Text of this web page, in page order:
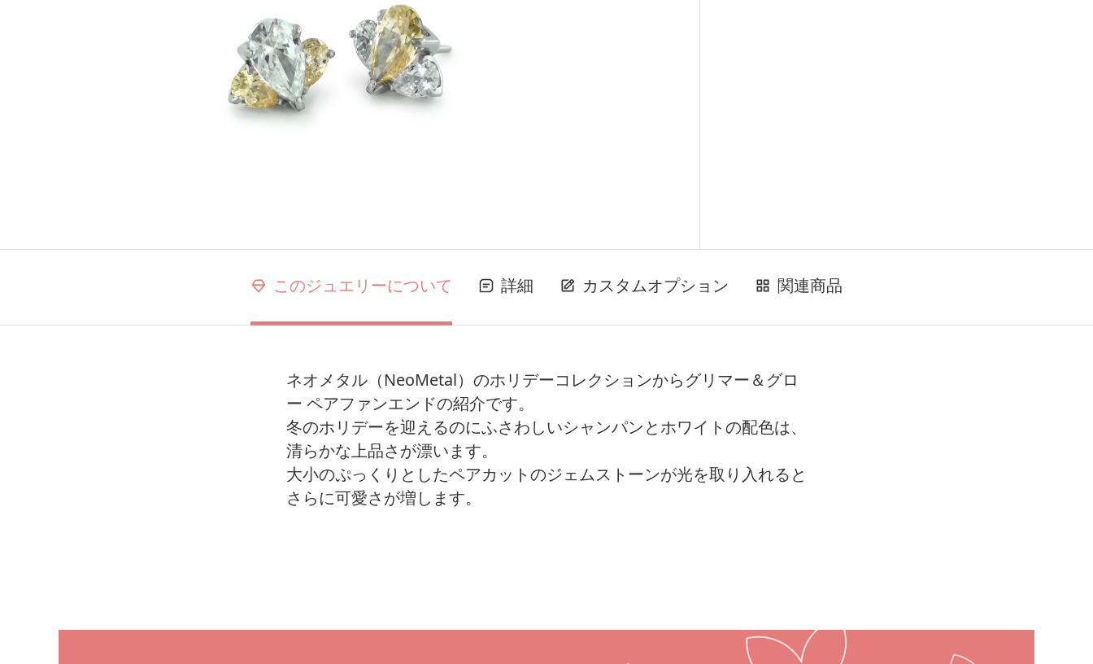
このジュエリーについて 詳細 カスタムオプション 関連商品
ネオメタル（NeoMetal）のホリデーコレクションからグリマー＆グロ
ー ペアファンエンドの紹介です。
冬のホリデーを迎えるのにふさわしいシャンパンとホワイトの配色は、
清らかな上品さが漂います。
大小のぷっくりとしたペアカットのジェムストーンが光を取り入れると
さらに可愛さが増します。